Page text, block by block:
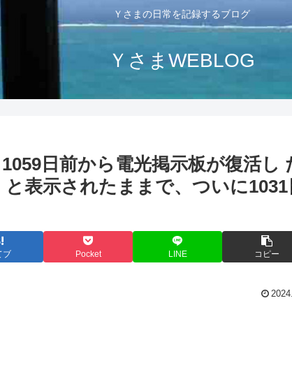
Ｙさまの日常を記録するブログ
ＹさまWEBLOG
日前から電光掲示板が復活し
表示されたままで、ついに1031
ブ Pocket LINE コピー